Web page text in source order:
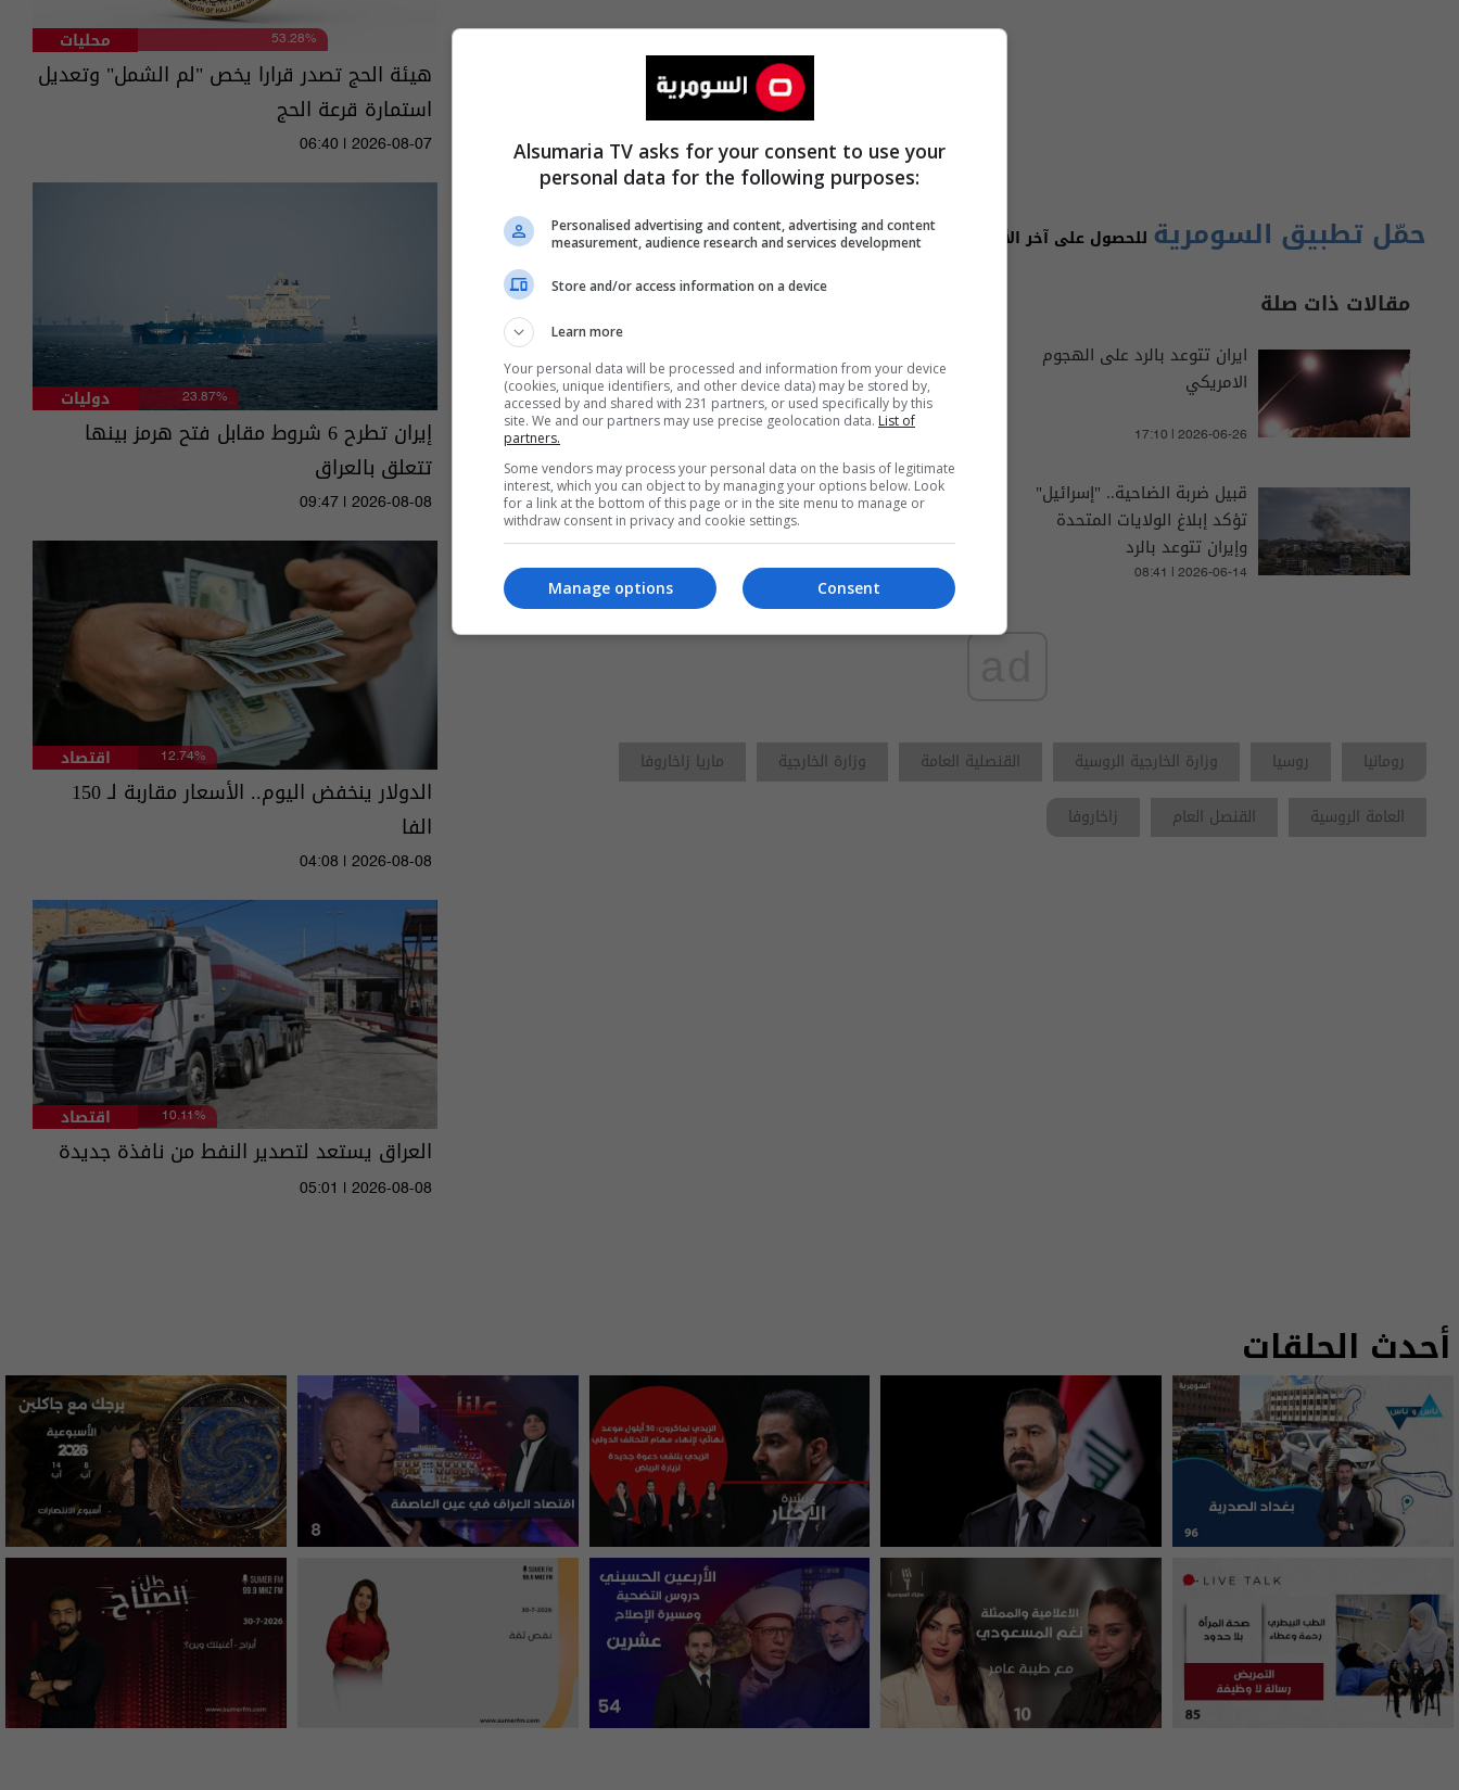
حمّل تطبيق السومرية للحصول على آخر الأخبار والتغطيات الخاصة
مقالات ذات صلة
ايران تتوعد بالرد على الهجوم
الامريكي
17:10 | 2026-06-26
ايران تتوعد بالرد على قصف
ضاحية بيروت
قبيل ضربة الضاحية.. "إسرائيل"
تؤكد إبلاغ الولايات المتحدة
وإيران تتوعد بالرد
08:41 | 2026-06-14
المرور تتوعد سائقي المركبات
الذين لا يحملون إجازات تتناسب
مع نوع المركبة
03:08 | 2026-07-28
رومانيا روسيا وزارة الخارجية الروسية القنصلية العامة وزارة الخارجية
ماريا زاخاروفا
العامة الروسية
القنصل العام زاخاروفا
محليات 53.28%
هيئة الحج تصدر قرارا يخص "لم الشمل" وتعديل
استمارة قرعة الحج
06:40 | 2026-08-07
دوليات 23.87%
إيران تطرح 6 شروط مقابل فتح هرمز بينها
تتعلق بالعراق
09:47 | 2026-08-08
اقتصاد 12.74%
الدولار ينخفض اليوم.. الأسعار مقاربة لـ 150
الفا
04:08 | 2026-08-08
اقتصاد 10.11%
العراق يستعد لتصدير النفط من نافذة جديدة
05:01 | 2026-08-08
أحدث الحلقات
Alsumaria TV asks for your consent to use your
personal data for the following purposes:
Personalised advertising and content, advertising and content
measurement, audience research and services development
Store and/or access information on a device
Learn more
Your personal data will be processed and information from your device
(cookies, unique identifiers, and other device data) may be stored by,
accessed by and shared with 231 partners, or used specifically by this
site. We and our partners may use precise geolocation data. List of
partners.
Some vendors may process your personal data on the basis of legitimate
interest, which you can object to by managing your options below. Look
for a link at the bottom of this page or in the site menu to manage or
withdraw consent in privacy and cookie settings.
Consent
Manage options